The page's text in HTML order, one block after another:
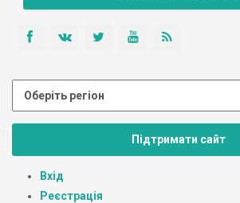
Підтримати сайт
Вхід
Реєстрація